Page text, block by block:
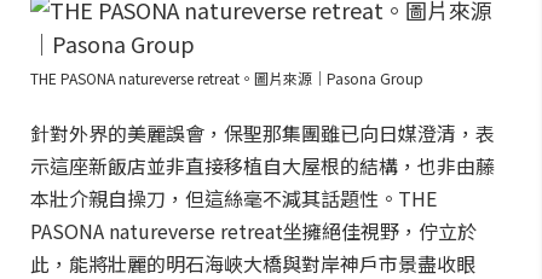
THE PASONA natureverse retreat。圖片來源｜Pasona Group
針對外界的美麗誤會，保聖那集團雖已向日媒澄清，表
示這座新飯店並非直接移植自大屋根的結構，也非由藤
本壯介親自操刀，但這絲毫不減其話題性。THE
PASONA natureverse retreat坐擁絕佳視野，佇立於
此，能將壯麗的明石海峽大橋與對岸神戶市景盡收眼